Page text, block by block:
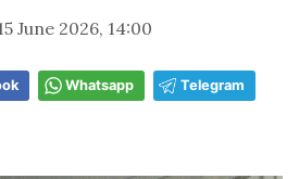
June 2026, 14:00
Whatsapp Telegram